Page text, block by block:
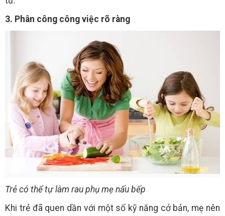
3. Phân công công việc rõ ràng
Trẻ có thể tự làm rau phụ mẹ nấu bếp
Khi trẻ đã quen dần với một số kỹ năng cở bản, mẹ nên